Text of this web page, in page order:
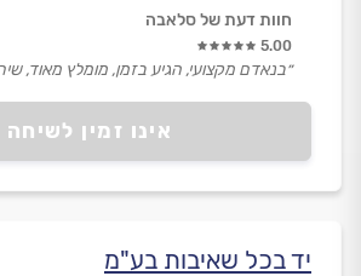
אינו זמין לשיחה
חוות דעת של סלאבה
5.00
״בנאדם מקצועי, הגיע בזמן, מומלץ מאוד,
יד בכל שאיבות בע"מ